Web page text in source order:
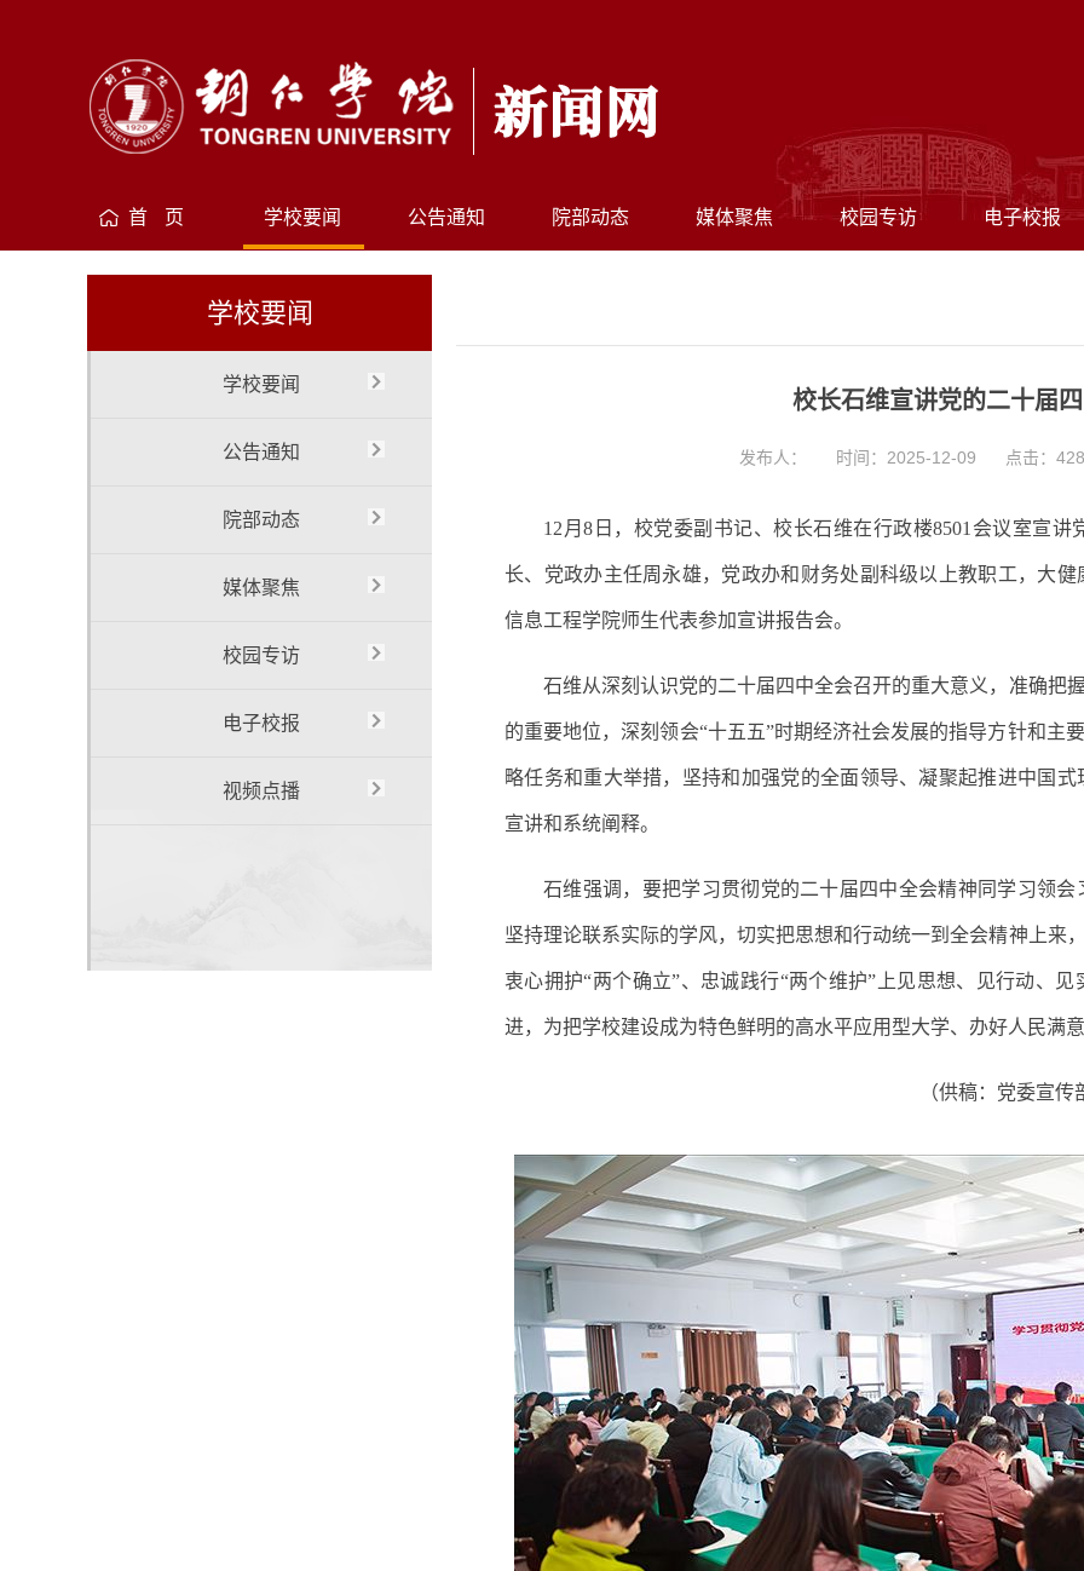
首 页 学校要闻 公告通知 院部动态 媒体聚焦 校园专访 电子校报
学校要闻
学校要闻
公告通知
院部动态
媒体聚焦
校园专访
电子校报
视频点播
校长石维宣讲党的二十届
发布人： 时间：2025-12-09 点击： 428
12月8日，校党委副书记、校长石维在行政楼8501会议室宣讲
长、党政办主任周永雄，党政办和 财务处副科级以上教职工，大健
信息工程学院师生代表参加宣讲报告会。
石维从深刻认识党的二十届四中全会召开的重大意义，准确把
的重要地位，深刻领会“十五五”时期经济社会发展的指导方针和主
略任务和重大举措，坚持和加强党的全面领导、凝聚起推进中国
宣讲和系统阐释。
石维强调，要把学习贯彻党的二十届四中全会精神 同 学习领会
坚持理论联系实际的学风，切实把思想和行动统一到全会精神上来
衷心拥护“两个确立”、忠诚践行“两个维护”上见思想、见行动、见
进， 为把学校建设成为特色鲜明的高水平应用型大学、办好人民满
（供稿：党委宣传